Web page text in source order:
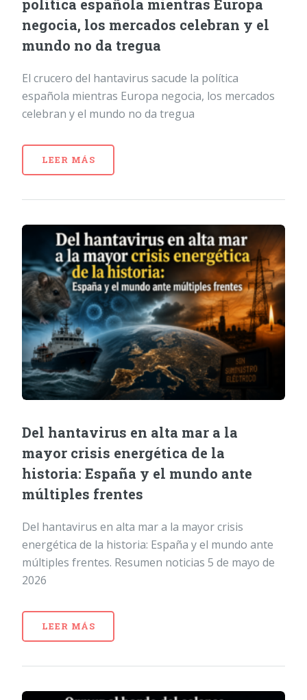
política española mientras Europa
negocia, los mercados celebran y el
mundo no da tregua
El crucero del hantavirus sacude la política
española mientras Europa negocia, los mercados
celebran y el mundo no da tregua
LEER MÁS
Del hantavirus en alta mar a la
mayor crisis energética de la
historia: España y el mundo ante
múltiples frentes
Del hantavirus en alta mar a la mayor crisis
energética de la historia: España y el mundo ante
múltiples frentes. Resumen noticias 5 de mayo de
2026
LEER MÁS